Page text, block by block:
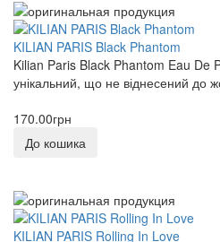
KILIAN PARIS Black Phantom
Kilian Paris Black Phantom Eau De
унікальний, що не віднесений до
170.00грн
До кошика
KILIAN PARIS Rolling In Love